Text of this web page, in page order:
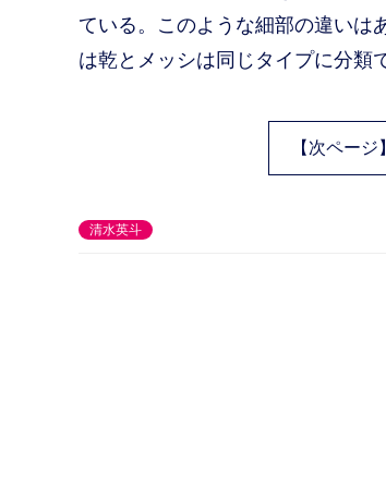
ている。このような細部の違いは
は乾とメッシは同じタイプに分類
【次ページ】
清水英斗